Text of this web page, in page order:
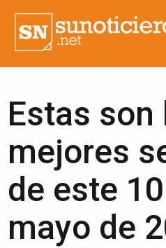
Estas son
mejores
de este
mayo de